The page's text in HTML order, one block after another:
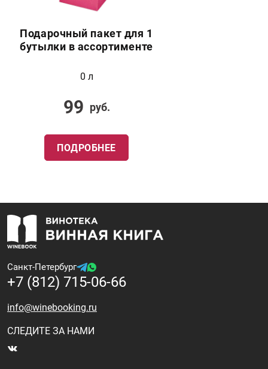
Подарочный пакет для 1
бутылки в ассортименте
0 л
99 руб.
ПОДРОБНЕЕ
Санкт-Петербург
+7 (812) 715-06-66
info@winebooking.ru
СЛЕДИТЕ ЗА НАМИ